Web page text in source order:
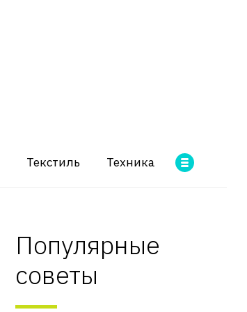
Текстиль Техника
Популярные
советы